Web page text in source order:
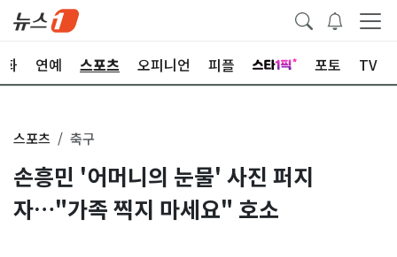
화 연예 스포츠 오피니언 피플 포토 TV
스포츠 축구
손흥민 '어머니의 눈물' 사진 퍼지
자…"가족 찍지 마세요" 호소